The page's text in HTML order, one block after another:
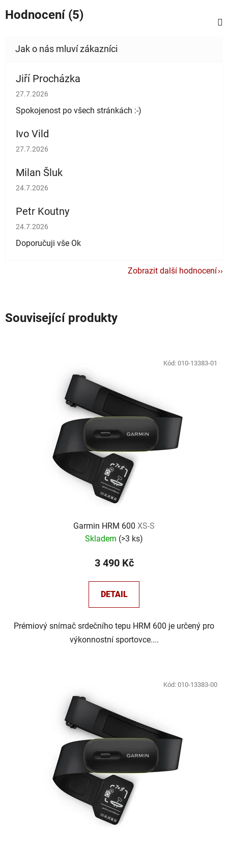
Hodnocení (5)
Jiří Procházka
Hodnocení obchodu je 5 z 5 hvězdiček.
27.7.2026
Spokojenost po všech stránkách :-)
Ivo Vild
Hodnocení obchodu je 5 z 5 hvězdiček.
27.7.2026
Milan Šluk
Hodnocení obchodu je 5 z 5 hvězdiček.
24.7.2026
Petr Koutny
Hodnocení obchodu je 5 z 5 hvězdiček.
24.7.2026
Doporučuji vše Ok
Zobrazit další hodnocení
Související produkty
Garmin HRM 600 XS-S
Skladem (>3 ks)
3 490 Kč
DETAIL
Prémiový snímač srdečního tepu HRM 600 je určený pro
výkonnostní sportovce....
Kód: 010-13383-01
Kód: 010-13383-00